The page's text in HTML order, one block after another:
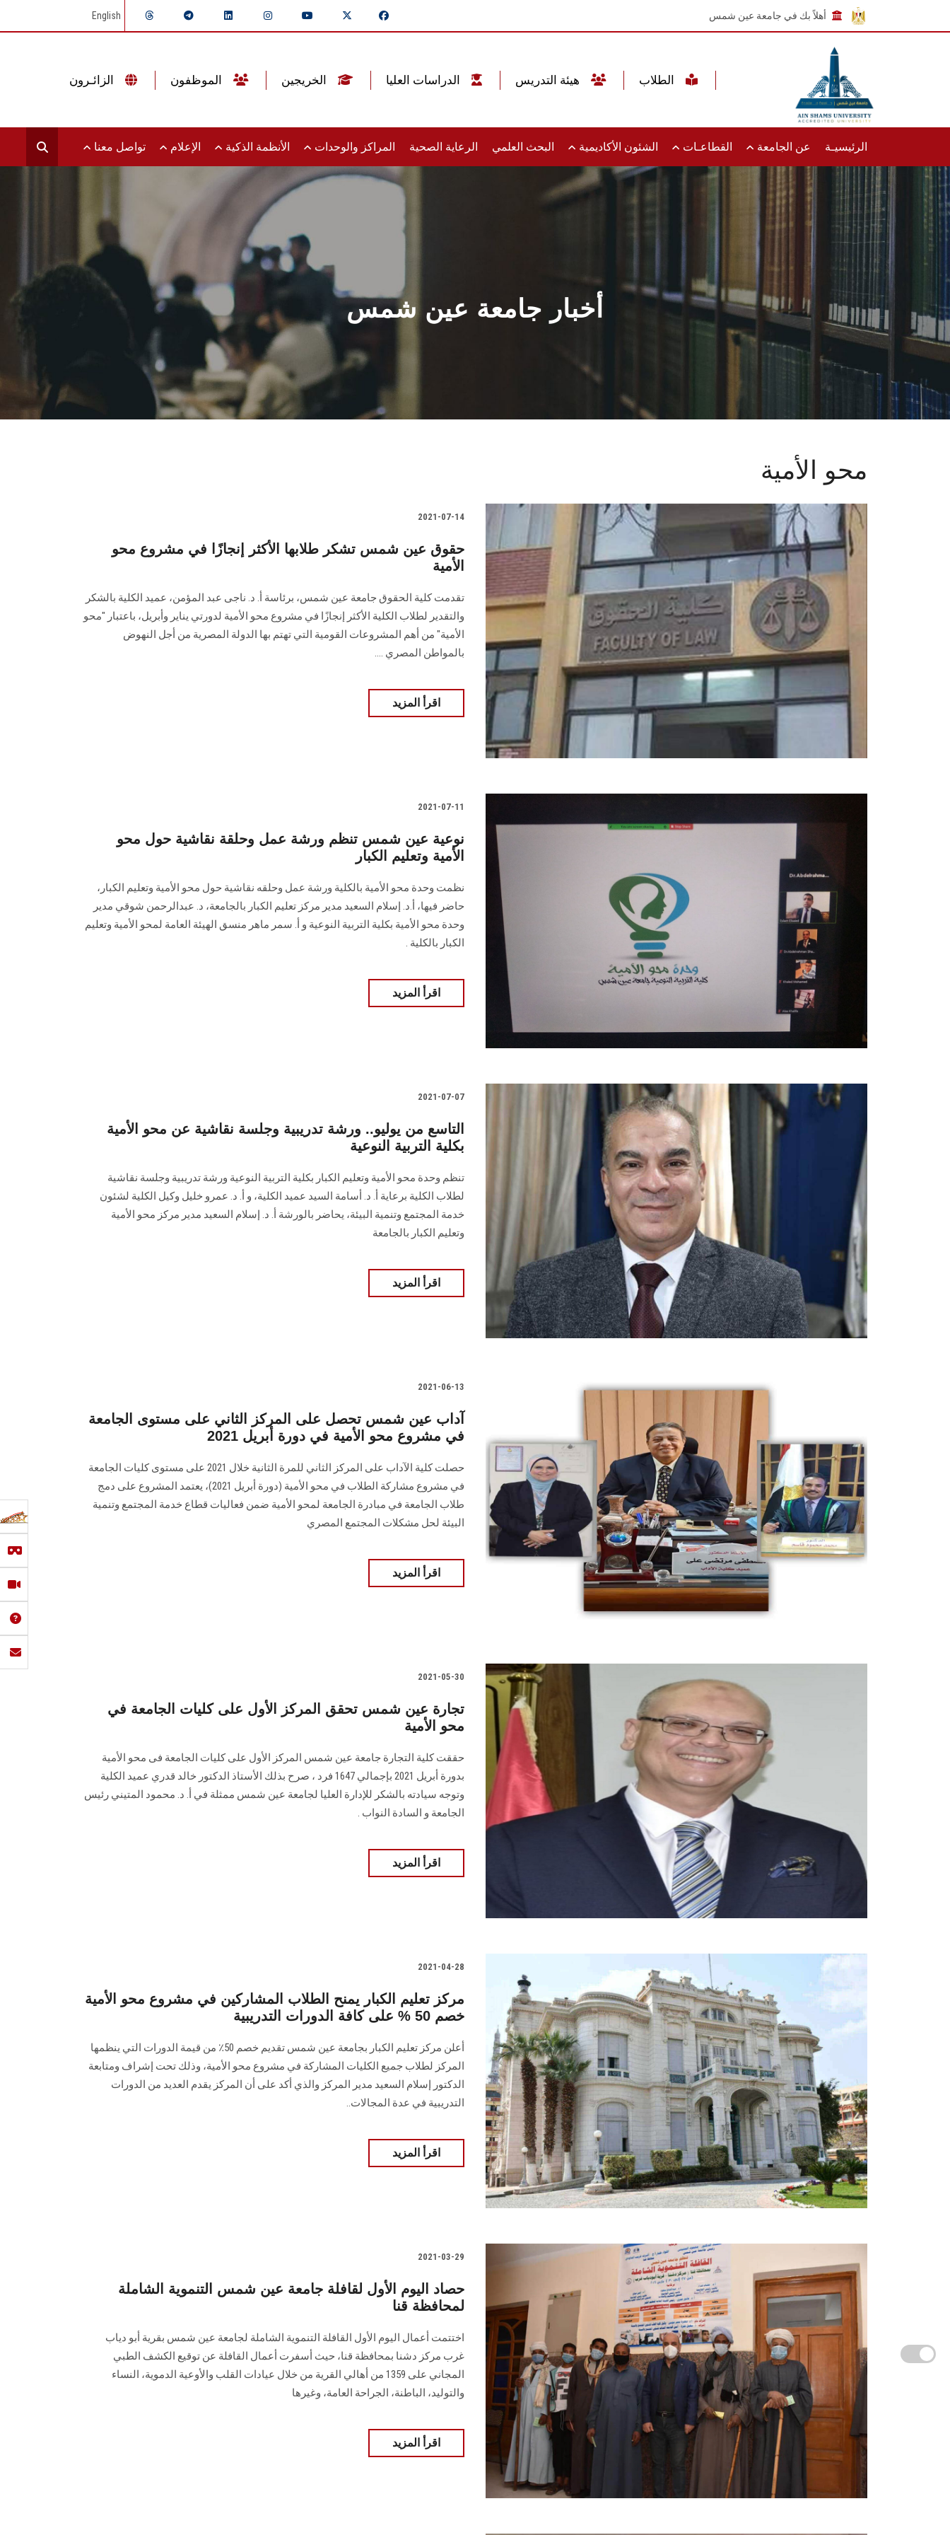
أهلاً بك في جامعة عين شمس English
الرئيسيـة عن الجامعة القطاعـات الشئون الأكاديمية البحث العلمي الرعاية الصحية المراكز والوحدات الأنظمة الذكية الإعلام تواصل معنا
أخبار جامعة عين شمس
محو الأمية
2021-07-14
حقوق عين شمس تشكر طلابها الأكثر إنجازًا في مشروع محو
الأمية
تقدمت كلية الحقوق جامعة عين شمس، برئاسة أ. د. ناجى عبد المؤمن، عميد الكلية بالشكر
والتقدير لطلاب الكلية الأكثر إنجازًا في مشروع محو الأمية لدورتي يناير وأبريل، باعتبار "محو
الأمية" من أهم المشروعات القومية التي تهتم بها الدولة المصرية من أجل النهوض
بالمواطن المصري ....
اقرأ المزيد
2021-07-11
نوعية عين شمس تنظم ورشة عمل وحلقة نقاشية حول محو
الأمية وتعليم الكبار
نظمت وحدة محو الأمية بالكلية ورشة عمل وحلقه نقاشية حول محو الأمية وتعليم الكبار،
حاضر فيها، أ.د. إسلام السعيد مدير مركز تعليم الكبار بالجامعة، د. عبدالرحمن شوقي مدير
وحدة محو الأمية بكلية التربية النوعية و أ. سمر ماهر منسق الهيئة العامة لمحو الأمية وتعليم
الكبار بالكلية .
اقرأ المزيد
2021-07-07
التاسع من يوليو.. ورشة تدريبية وجلسة نقاشية عن محو الأمية
بكلية التربية النوعية
تنظم وحدة محو الأمية وتعليم الكبار بكلية التربية النوعية ورشة تدريبية وجلسة نقاشية
لطلاب الكلية برعاية أ. د. أسامة السيد عميد الكلية، و أ. د. عمرو خليل وكيل الكلية لشئون
خدمة المجتمع وتنمية البيئة، يحاضر بالورشة أ. د. إسلام السعيد مدير مركز محو الأمية
وتعليم الكبار بالجامعة
اقرأ المزيد
2021-06-13
آداب عين شمس تحصل على المركز الثاني على مستوى الجامعة
في مشروع محو الأمية في دورة أبريل 2021
حصلت كلية الآداب على المركز الثاني للمرة الثانية خلال 2021 على مستوى كليات الجامعة
في مشروع مشاركة الطلاب في محو الأمية (دورة أبريل 2021)، يعتمد المشروع على دمج
طلاب الجامعة في مبادرة الجامعة لمحو الأمية ضمن فعاليات قطاع خدمة المجتمع وتنمية
البيئة لحل مشكلات المجتمع المصري
اقرأ المزيد
2021-05-30
تجارة عين شمس تحقق المركز الأول على كليات الجامعة في
محو الأمية
حققت كلية التجارة جامعة عين شمس المركز الأول على كليات الجامعة فى محو الأمية
بدورة أبريل 2021 بإجمالي 1647 فرد ، صرح بذلك الأستاذ الدكتور خالد قدري عميد الكلية
وتوجه سيادته بالشكر للإدارة العليا لجامعة عين شمس ممثلة في أ. د. محمود المتيني رئيس
الجامعة و السادة النواب .
اقرأ المزيد
2021-04-28
مركز تعليم الكبار يمنح الطلاب المشاركين في مشروع محو الأمية
خصم 50 % على كافة الدورات التدريبية
أعلن مركز تعليم الكبار بجامعة عين شمس تقديم خصم 50٪ من قيمة الدورات التي ينظمها
المركز لطلاب جميع الكليات المشاركة في مشروع محو الأمية، وذلك تحت إشراف ومتابعة
الدكتور إسلام السعيد مدير المركز والذي أكد على أن المركز يقدم العديد من الدورات
التدريبية في عدة المجالات..
اقرأ المزيد
2021-03-29
حصاد اليوم الأول لقافلة جامعة عين شمس التنموية الشاملة
لمحافظة قنا
اختتمت أعمال اليوم الأول القافلة التنموية الشاملة لجامعة عين شمس بقرية أبو دياب
غرب مركز دشنا بمحافظة قنا، حيث أسفرت أعمال القافلة عن توقيع الكشف الطبي
المجاني على 1359 من أهالي القرية من خلال عيادات القلب والأوعية الدموية، النساء
والتوليد، الباطنة، الجراحة العامة، وغيرها
اقرأ المزيد